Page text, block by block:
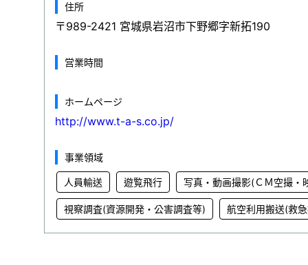
住所
〒989-2421 宮城県岩沼市下野郷字新拓190
営業時間
ホームページ
http://www.t-a-s.co.jp/
事業領域
人員輸送 遊覧飛行 写真・動画撮影(ＣＭ空撮・
視察調査(資源開発・公害調査等) 航空利用搬送(救